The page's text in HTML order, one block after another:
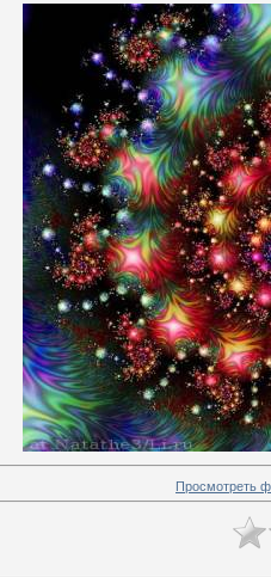
Просмотреть